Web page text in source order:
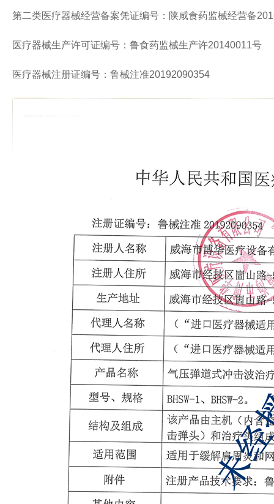
第二类医疗器械经营备案凭证编号：陕咸食药监械经营备
医疗器械生产许可证编号：鲁食药监械生产许20140011号
医疗器械注册证编号：鲁械注准20192090354